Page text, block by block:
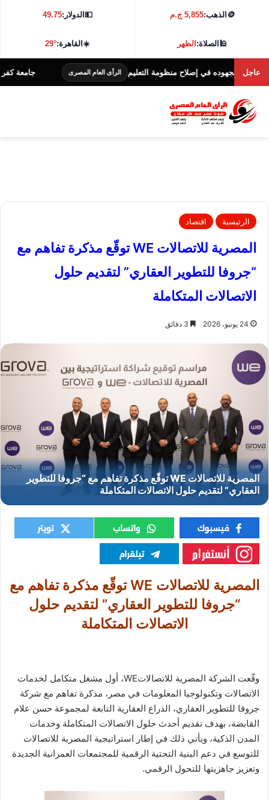
🪙 الذهب:5,855 ج.م 💵الدولار:49.75
🕌الصلاة:الظهر ☀️القاهرة:29°
عاجل
في إصلاح منظومة التعليم الرأى العام المصرى جامعة كفر الشيخ تطلق هاكاثون
الرئيسية اقتصاد
المصرية للاتصالات WE توقّع مذكرة تفاهم مع
“جروفا للتطوير العقاري” لتقديم حلول
الاتصالات المتكاملة
24 يونيو، 2026
المصرية للاتصالات WE توقّع مذكرة تفاهم مع
“جروفا للتطوير العقاري” لتقديم حلول
الاتصالات المتكاملة
وقّعت الشركة المصرية للاتصالاتWE، أول مشغل متكامل لخدمات
الاتصالات وتكنولوجيا المعلومات في مصر، مذكرة تفاهم مع شركة
جروفا للتطوير العقاري، الذراع العقارية التابعة لمجموعة حسن علام
القابضة، بهدف تقديم أحدث حلول الاتصالات المتكاملة وخدمات
المدن الذكية، ويأتي ذلك في إطار استراتيجية المصرية للاتصالات
للتوسع في دعم البنية التحتية الرقمية للمجتمعات العمرانية الجديدة
وتعزيز جاهزيتها للتحول الرقمي.